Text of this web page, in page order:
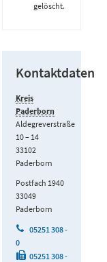
gelöscht.
Kontaktdaten
Kreis
Paderborn
Aldegreverstraße
10 – 14
33102
Paderborn
Postfach 1940
33049
Paderborn
05251 308 -
0
05251 308 -